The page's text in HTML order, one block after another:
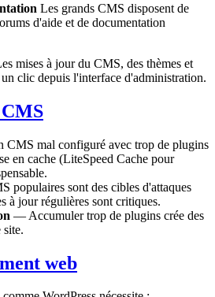
Les grands CMS disposent de
d'aide et de documentation
mises à jour du CMS, des thèmes et
clic depuis l'interface d'administration.
mal configuré avec trop de plugins
en cache (LiteSpeed Cache pour
populaires sont des cibles d'attaques
à jour régulières sont critiques.
— Accumuler trop de plugins crée des
web